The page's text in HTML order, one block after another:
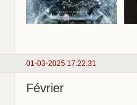
01-03-2025 17:22:31
Février